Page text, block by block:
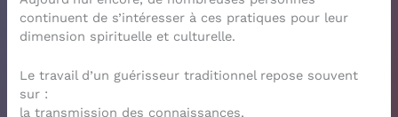
continuent de s’intéresser à ces pratiques pour leur
dimension spirituelle et culturelle.
Le travail d’un guérisseur traditionnel repose souvent
sur :
la transmission des connaissances,